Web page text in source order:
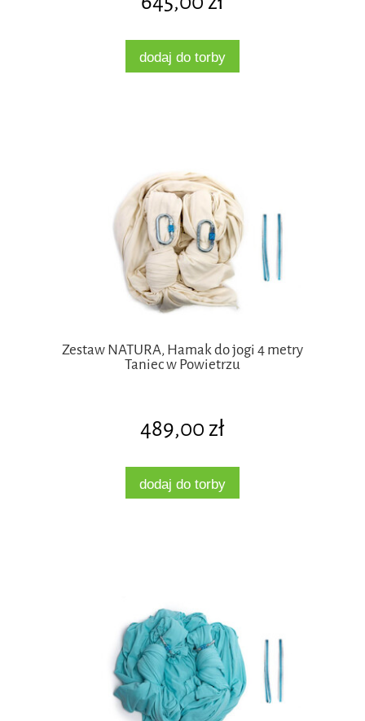
dodaj do torby
Zestaw NATURA, Hamak do jogi 4 metry
Taniec w Powietrzu
489,00 zł
dodaj do torby